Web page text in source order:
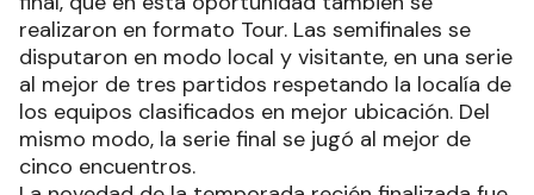
realizaron en formato Tour. Las semifinales se
disputaron en modo local y visitante, en una serie
al mejor de tres partidos respetando la localía de
los equipos clasificados en mejor ubicación. Del
mismo modo, la serie final se jugó al mejor de
cinco encuentros.